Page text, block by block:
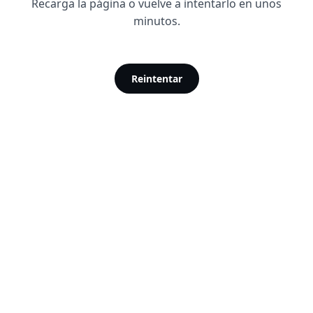
Recarga la página o vuelve a intentarlo en unos
minutos.
Reintentar